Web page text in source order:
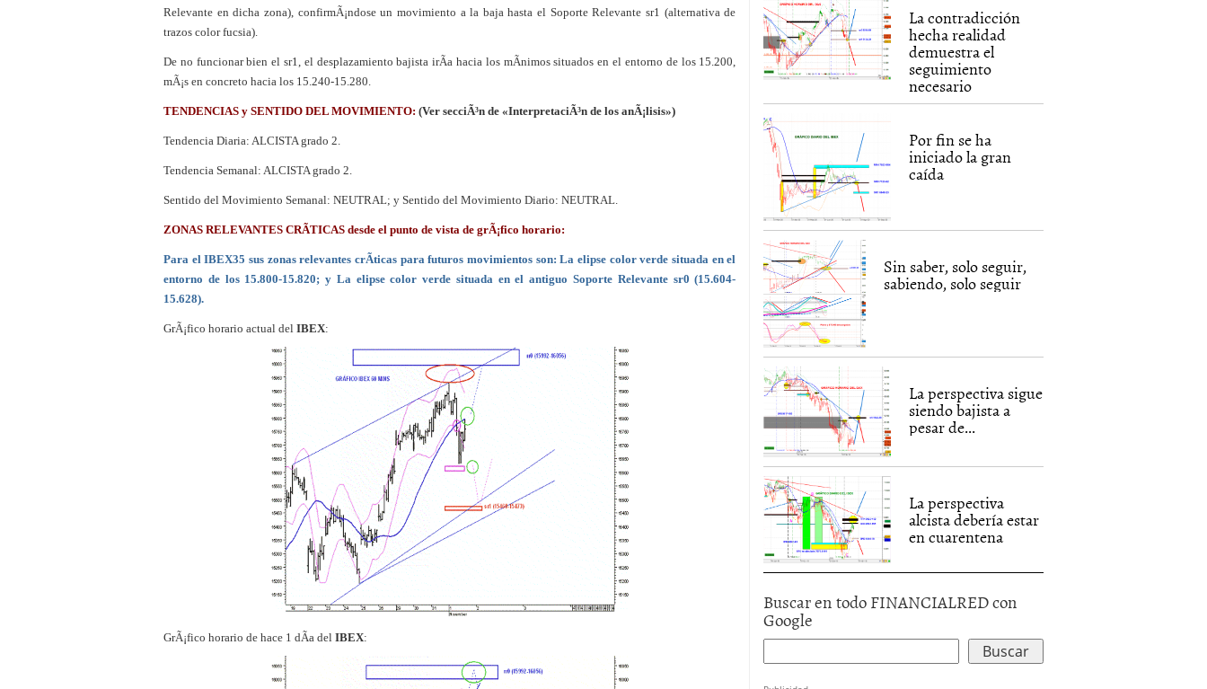
Relevante en dicha zona), confirmÃ¡ndose un movimiento a la baja hasta el Soporte Relevante sr1 (alternativa de
trazos color fucsia).
De no funcionar bien el sr1, el desplazamiento bajista irÃ­a hacia los mÃ­nimos situados en el entorno de los 15.200,
mÃ¡s en concreto hacia los 15.240-15.280.
TENDENCIAS y SENTIDO DEL MOVIMIENTO: (Ver secciÃ³n de «InterpretaciÃ³n de los anÃ¡lisis»)
Tendencia Diaria: ALCISTA grado 2.
Tendencia Semanal: ALCISTA grado 2.
Sentido del Movimiento Semanal: NEUTRAL; y Sentido del Movimiento Diario: NEUTRAL.
ZONAS RELEVANTES CRÃTICAS desde el punto de vista de grÃ¡fico horario:
Para el IBEX35 sus zonas relevantes crÃ­ticas para futuros movimientos son: La elipse color verde situada en el
entorno de los 15.800-15.820; y La elipse color verde situada en el antiguo Soporte Relevantesr0 (15.604-
15.628).
GrÃ¡fico horario actual del IBEX:
GrÃ¡fico horario de hace 1 dÃ­a del IBEX:
La contradicción
hecha realidad
demuestra el
seguimiento
necesario
Por fin se ha
iniciado la gran
caída
Sin saber, solo seguir,
sabiendo, solo seguir
La perspectiva sigue
siendo bajista a
pesar de...
La perspectiva
alcista debería estar
en cuarentena
Buscar en todo FINANCIALRED con
Google